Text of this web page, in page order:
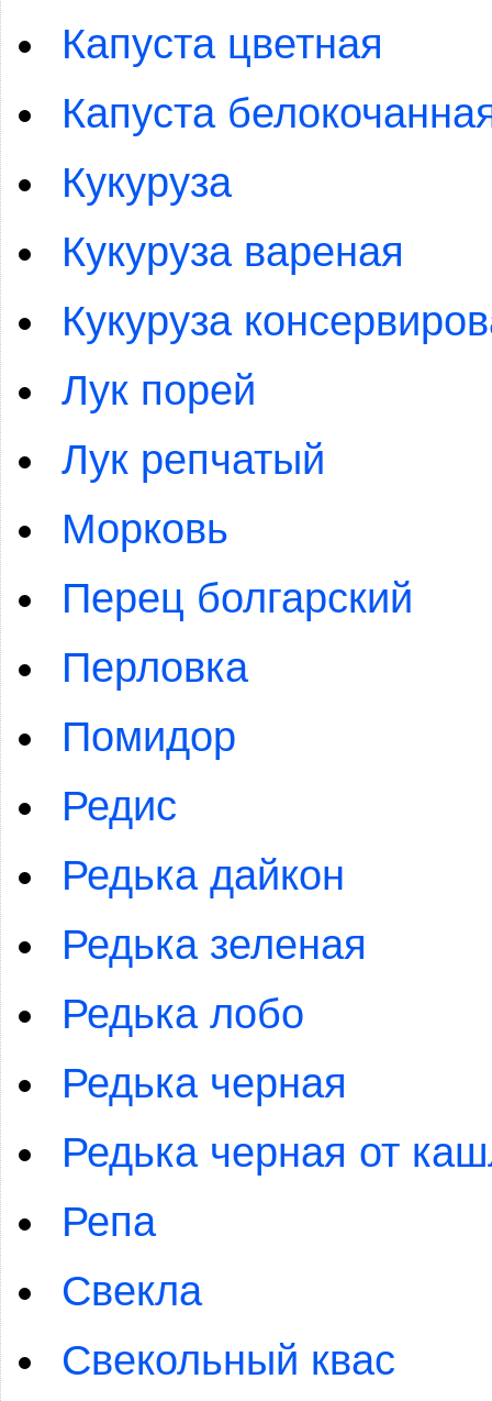
Капуста цветная
Капуста
Кукуруза
Кукуруза вареная
Кукуруза
Лук порей
Лук репчатый
Морковь
Перец болгарский
Перловка
Помидор
Редис
Редька дайкон
Редька зеленая
Редька лобо
Редька черная
Редька черная от
Репа
Свекла
Свекольный квас